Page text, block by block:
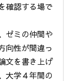
確認する場で
ゼミの仲間や
向性が間違っ
文を書き上げ
大学４年間の